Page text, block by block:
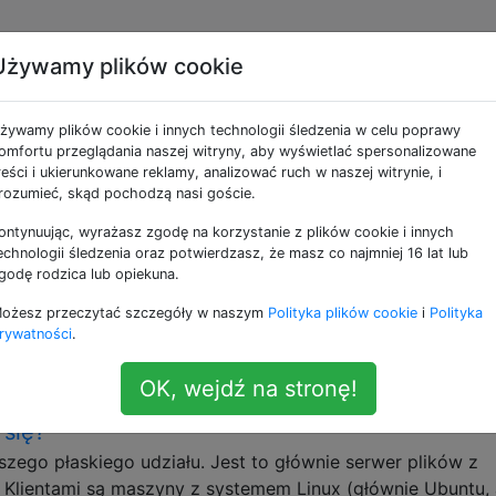
jako file-server
Active Directory w systemie Linux
kilka Linux-ów uruchomionych na maszynach
scentralizowanego serwera plików. Ponieważ jestem
systemu, chciałbym wiedzieć, co jest
celem jest, aby moje pliki znajdowały się na
limitu czasu autofs dla niewiarygodnych
płaskiego udziału. Jest to głównie serwer plików z
są maszyny z systemem Linux (głównie Ubuntu,
plików cookie
plików cookie i innych technologii śledzenia w celu poprawy
przeglądania naszej witryny, aby wyświetlać spersonalizowane
i ukierunkowane reklamy, analizować ruch w naszej witrynie, i
skąd pochodzą nasi goście.
wyrażasz zgodę na korzystanie z plików cookie i innych
śledzenia oraz potwierdzasz, że masz co najmniej 16 lat lub
rodzica lub opiekuna.
przeczytać szczegóły w naszym Polityka plików cookie i Polityka
.
OK, wejdź na stronę!